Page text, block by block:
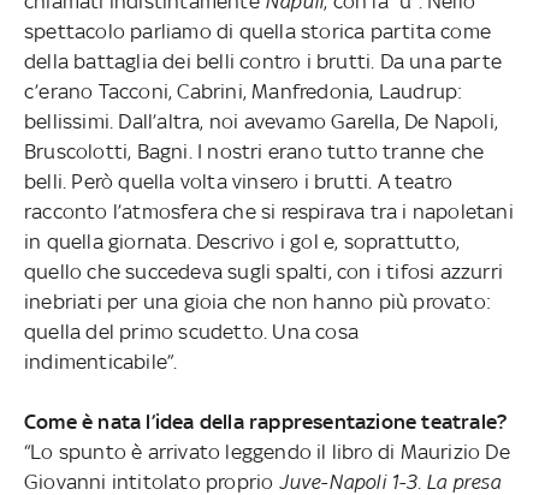
spettacolo parliamo di quella storica partita come
della battaglia dei belli contro i brutti. Da una parte
c’erano Tacconi, Cabrini, Manfredonia, Laudrup:
bellissimi. Dall’altra, noi avevamo Garella, De Napoli,
Bruscolotti, Bagni. I nostri erano tutto tranne che
belli. Però quella volta vinsero i brutti. A teatro
racconto l’atmosfera che si respirava tra i napoletani
in quella giornata. Descrivo i gol e, soprattutto,
quello che succedeva sugli spalti, con i tifosi azzurri
inebriati per una gioia che non hanno più provato:
quella del primo scudetto. Una cosa
indimenticabile”.
Come è nata l’idea della rappresentazione teatrale?
“Lo spunto è arrivato leggendo il libro di Maurizio De
Giovanni intitolato proprio Juve-Napoli 1-3. La presa